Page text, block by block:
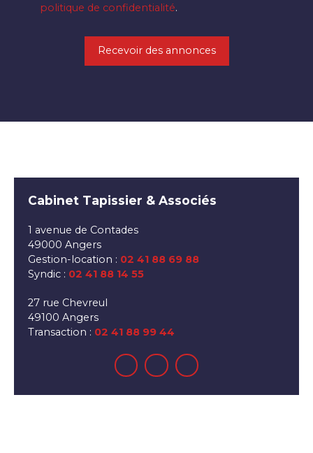
politique de confidentialité.
Recevoir des annonces
Cabinet Tapissier & Associés
1 avenue de Contades
49000 Angers
Gestion-location : 02 41 88 69 88
Syndic : 02 41 88 14 55
27 rue Chevreul
49100 Angers
Transaction : 02 41 88 99 44